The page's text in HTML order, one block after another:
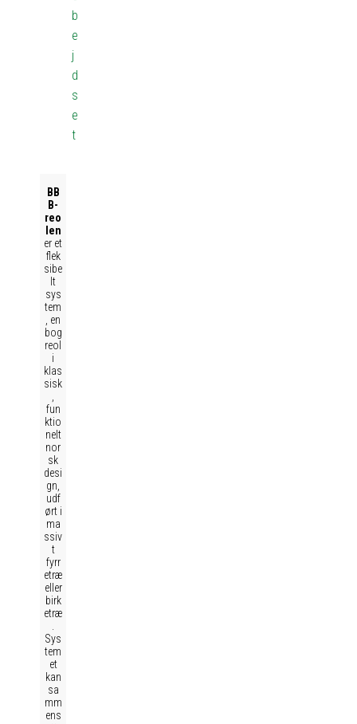
b
e
j
d
s
e
t
BB
B-
reo
len
er et
flek
sibe
lt
sys
tem
, en
bog
reol
i
klas
sisk
fun
ktio
nelt
nor
sk
desi
gn,
udf
ørt i
ma
ssiv
t
fyrr
etræ
eller
birk
etræ
Sys
tem
et
kan
sa
mm
ens